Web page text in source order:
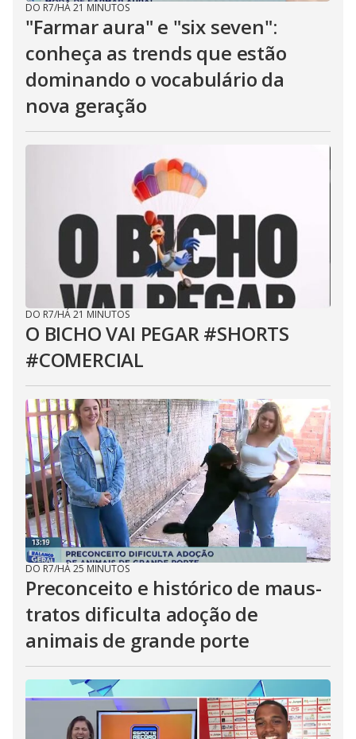
DO R7/HÁ 21 MINUTOS
"Farmar aura" e "six seven":
conheça as trends que estão
dominando o vocabulário da
nova geração
DO R7/HÁ 21 MINUTOS
O BICHO VAI PEGAR #SHORTS
#COMERCIAL
DO R7/HÁ 25 MINUTOS
Preconceito e histórico de maus-
tratos dificulta adoção de
animais de grande porte